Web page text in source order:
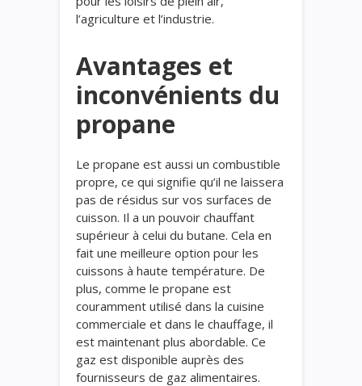
l’agriculture et l’industrie.
Avantages et
inconvénients du
propane
Le propane est aussi un combustible
propre, ce qui signifie qu’il ne laissera
pas de résidus sur vos surfaces de
cuisson. Il a un pouvoir chauffant
supérieur à celui du butane. Cela en
fait une meilleure option pour les
cuissons à haute température. De
plus, comme le propane est
couramment utilisé dans la cuisine
commerciale et dans le chauffage, il
est maintenant plus abordable. Ce
gaz est disponible auprès des
fournisseurs de gaz alimentaires.